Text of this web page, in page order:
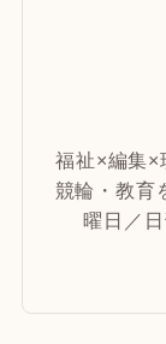
福祉×編集×
競輪・教育
曜日／